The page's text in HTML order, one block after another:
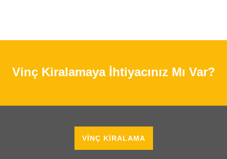
Vinç Kiralamaya İhtiyacınız Mı Var?
VINÇ KIRALAMA